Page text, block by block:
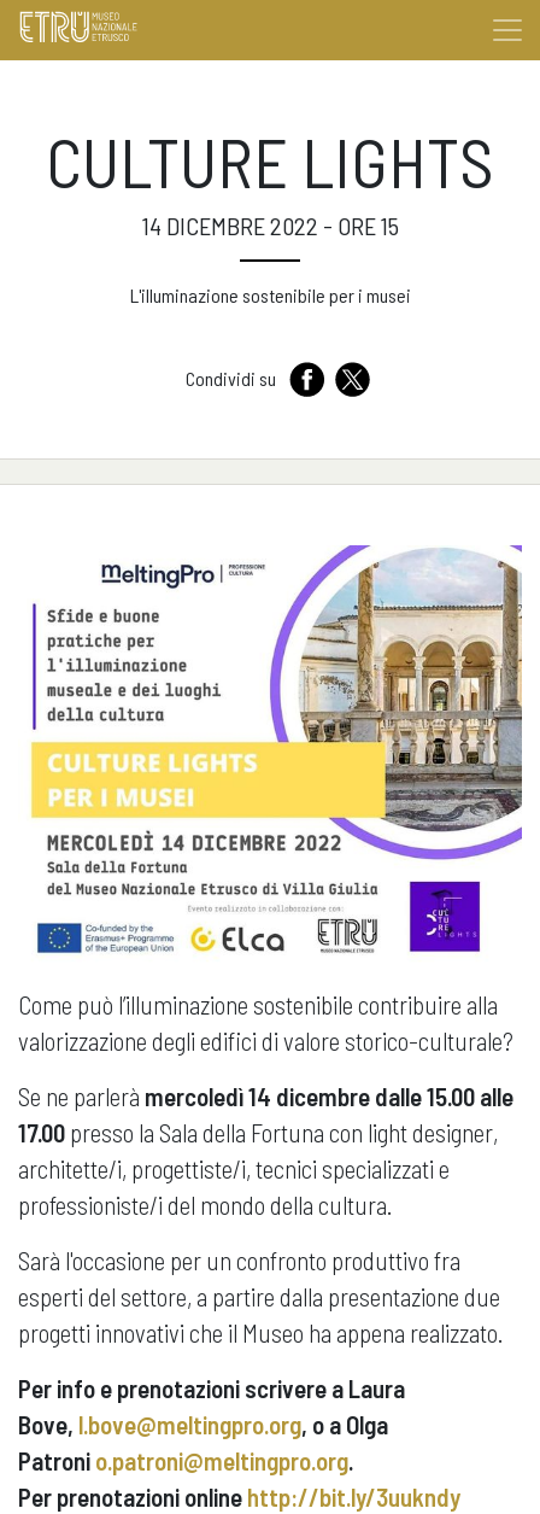
CULTURE LIGHTS
14 DICEMBRE 2022 - ORE 15
L'illuminazione sostenibile per i musei
Condividi su
Come può l’illuminazione sostenibile contribuire alla
valorizzazione degli edifici di valore storico-culturale?
Se ne parlerà mercoledì 14 dicembre dalle 15.00 alle
17.00 presso la Sala della Fortuna con light designer,
architette/i, progettiste/i, tecnici specializzati e
professioniste/i del mondo della cultura.
Sarà l'occasione per un confronto produttivo fra
esperti del settore, a partire dalla presentazione due
progetti innovativi che il Museo ha appena realizzato.
Per info e prenotazioni scrivere a Laura
Bove, l.bove@meltingpro.org, o a Olga
Patroni o.patroni@meltingpro.org.
Per prenotazioni online http://bit.ly/3uukndy